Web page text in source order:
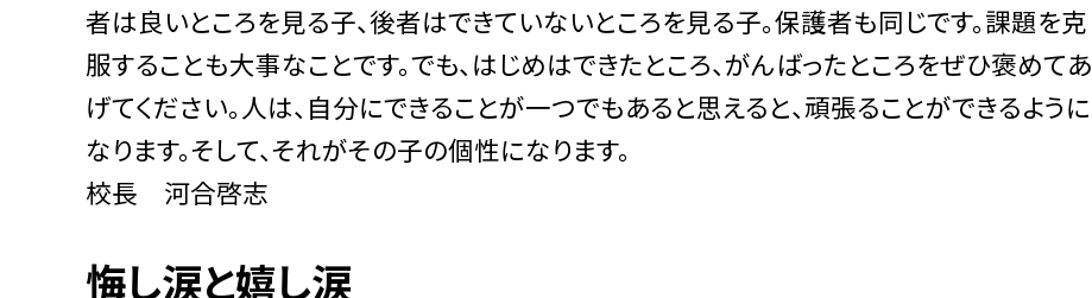
者は良いところを見る子、後者はできていないところを見る子。保護者も同じです。課題を克
服することも大事なことです。でも、はじめはできたところ、がんばったところをぜひ褒めてあ
げてください。人は、自分にできることが一つでもあると思えると、頑張ることができるように
なります。そして、それがその子の個性になります。
校長 河合啓志
悔し涙と嬉し涙